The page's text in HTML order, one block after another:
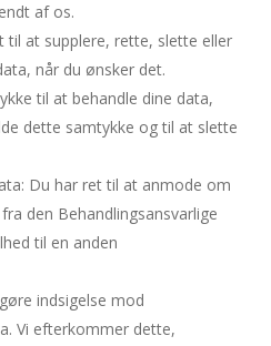
af os.
til at supplere, rette, slette eller
når du ønsker det.
til at behandle dine data,
dette samtykke og til at slette
Du har ret til at anmode om
den Behandlingsansvarlige
til en anden
indsigelse mod
Vi efterkommer dette,